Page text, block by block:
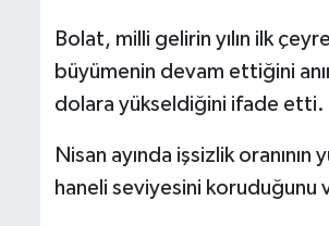
Bolat, milli gelirin yılın ilk
büyümenin devam ettiğini
dolara yükseldiğini ifade etti.
Nisan ayında işsizlik
haneli seviyesini